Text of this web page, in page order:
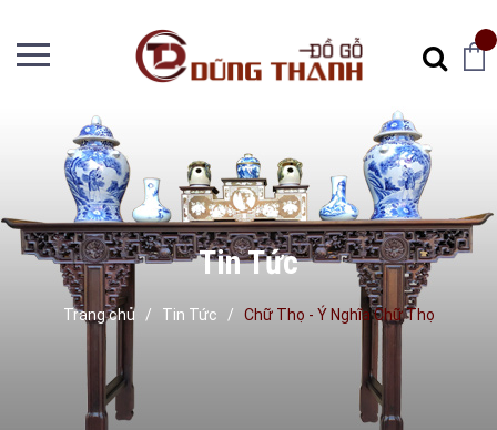
Tin Tức
Trang chủ / Tin Tức / Chữ Thọ - Ý Nghĩa Chữ Thọ